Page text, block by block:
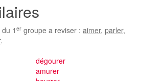
1 er groupe a reviser : aimer, parler,
.
dégourer
amurer